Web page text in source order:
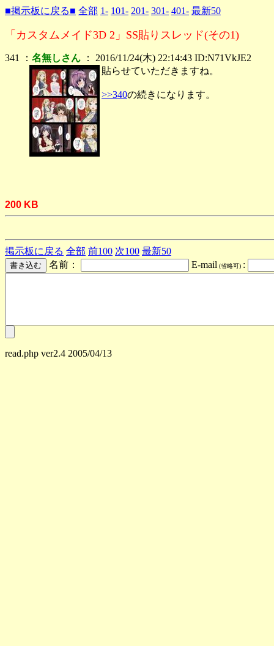
■掲示板に戻る■ 全部 1- 101- 201- 301- 401- 最新50
「カスタムメイド3D 2」SS貼りスレッド(その1)
341 ： 名無しさん ： 2016/11/24(木) 22:14:43 ID:N71VkJE2
貼らせていただきますね。
>>340の続きになります。
200 KB
掲示板に戻る 全部 前100 次100 最新50
名前：
E-mail (省略可) :
read.php ver2.4 2005/04/13